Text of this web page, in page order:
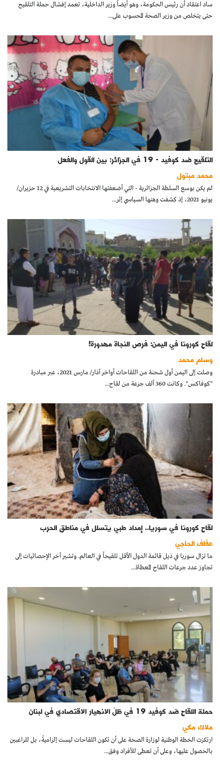
ساد اعتقاد أن رئيس الحكومة، وهو أيضاً وزير الداخلية، تعمد إفشال حملة التلقيح
حتى يتخلص من وزير الصحة المحسوب على...
التلقيح ضد كوفيد - 19 في الجزائر: بين القول والفعل
محمد مبتول
لم يكن بوسع السلطة الجزائرية - التي أضعفتها الانتخابات التشريعية في 12 حزيران/
يونيو 2021، إذ كشفت وهنها السياسي إثر...
لقاح كورونا في اليمن: فرص النجاة مهدورة!
وسام محمد
وصلت إلى اليمن أول شحنة من اللقاحات أواخر آذار/ مارس 2021، عبر مبادرة
"كوفاكس". وكانت 360 ألف جرعة من لقاح...
لقاح كورونا في سوريا.. إمداد طبي يتسلل في مناطق الحرب
عفاف الحاجي
ما تزال سوريا في ذيل قائمة الدول الأقل تلقيحاً في العالم. وتشير آخر الإحصائيات إلى
تجاوز عدد جرعات اللقاح المعطاة...
حملة اللقاح ضد كوفيد 19 في ظلّ الانهيار الاقتصادي في لبنان
ملاك مكي
ارتكزت الخطة الوطنية لوزارة الصحة على أن تكون اللقاحات ليست إلزاميةً، بل للراغبين
بالحصول عليها، وعلى أن تعطى للأفراد وفق...